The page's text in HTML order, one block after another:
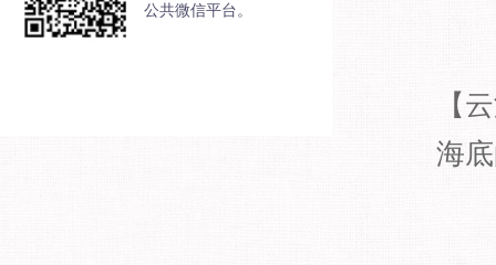
公共微信平台。
【
海